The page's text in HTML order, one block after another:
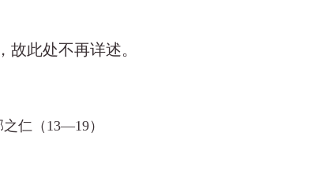
此处不再详述。
仁（13—19）